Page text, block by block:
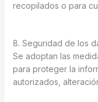
recopilados o para
8. Seguridad de los
Se adoptan las
para proteger la
autorizados,